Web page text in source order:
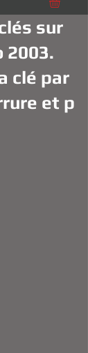
sur
2003.
clé par
et p